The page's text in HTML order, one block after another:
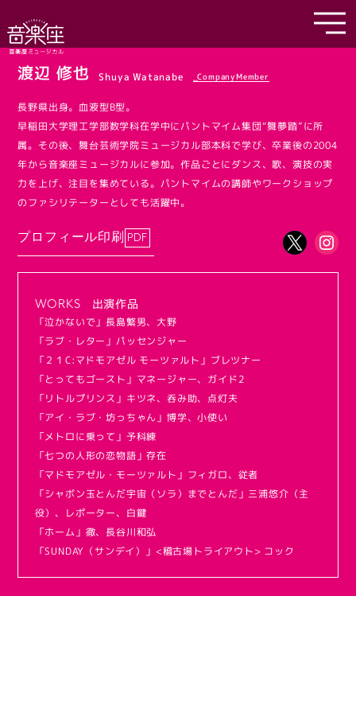
渡辺 修也 Shuya Watanabe _CompanyMember
長野県出身。血液型B型。
早稲田大学理工学部数学科在学中にパントマイム集団“舞夢踏”に所
属。その後、舞台芸術学院ミュージカル部本科で学び、卒業後の2004
年から音楽座ミュージカルに参加。作品ごとにダンス、歌、演技の実
力を上げ、注目を集めている。パントマイムの講師やワークショップ
のファシリテーターとしても活躍中。
プロフィール印刷
WORKS 出演作品
「泣かないで」長島繁男、大野
「ラブ・レター」パッセンジャー
「２１C:マドモアゼル モーツァルト」ブレツナー
「とってもゴースト」マネージャー、ガイド2
「リトルプリンス」キツネ、呑み助、点灯夫
「アイ・ラブ・坊っちゃん」博学、小使い
「メトロに乗って」予科練
「七つの人形の恋物語」存在
「マドモアゼル・モーツァルト」フィガロ、従者
「シャボン玉とんだ宇宙（ソラ）までとんだ」三浦悠介（主
役）、レポーター、白鍵
「ホーム」徹、長谷川和弘
「SUNDAY（サンデイ）」<稽古場トライアウト> コック